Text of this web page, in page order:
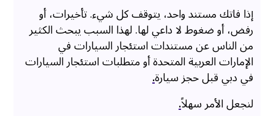
إذا فاتك مستند واحد، يتوقف كل شيء. تأخيرات، أو
رفض، أو ضغوط لا داعي لها. لهذا السبب يبحث الكثير
من الناس عن مستندات استئجار السيارات في
الإمارات العربية المتحدة أو متطلبات استئجار السيارات
في دبي قبل حجز سيارة.
لنجعل الأمر سهلاً.